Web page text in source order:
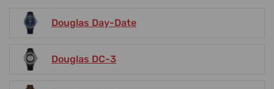
Douglas Day-Date
Douglas DC-3